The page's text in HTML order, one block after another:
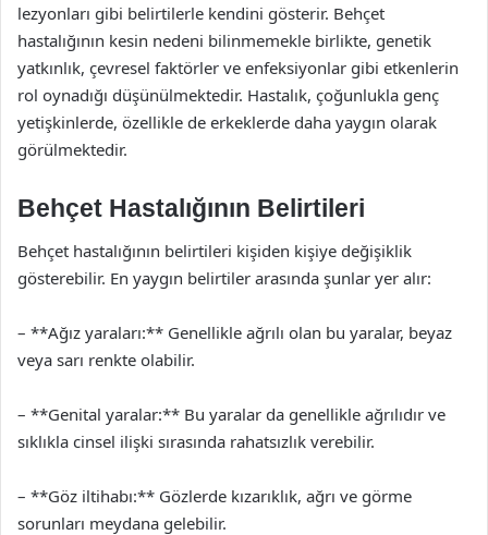
lezyonları gibi belirtilerle kendini gösterir. Behçet
hastalığının kesin nedeni bilinmemekle birlikte, genetik
yatkınlık, çevresel faktörler ve enfeksiyonlar gibi etkenlerin
rol oynadığı düşünülmektedir. Hastalık, çoğunlukla genç
yetişkinlerde, özellikle de erkeklerde daha yaygın olarak
görülmektedir.
Behçet Hastalığının Belirtileri
Behçet hastalığının belirtileri kişiden kişiye değişiklik
gösterebilir. En yaygın belirtiler arasında şunlar yer alır:
– **Ağız yaraları:** Genellikle ağrılı olan bu yaralar, beyaz
veya sarı renkte olabilir.
– **Genital yaralar:** Bu yaralar da genellikle ağrılıdır ve
sıklıkla cinsel ilişki sırasında rahatsızlık verebilir.
– **Göz iltihabı:** Gözlerde kızarıklık, ağrı ve görme
sorunları meydana gelebilir.